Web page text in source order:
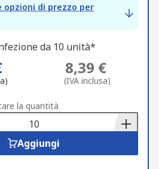
opzioni di prezzo per
da 10 unità*
8,39 €
(IVA inclusa)
la quantità
Aggiungi